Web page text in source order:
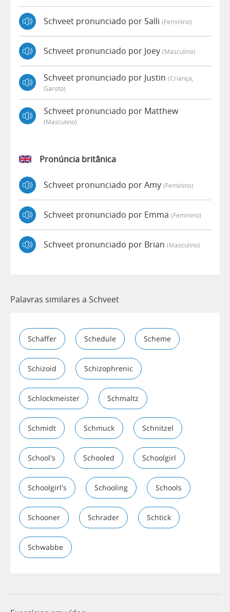
Schveet pronunciado por Salli (feminino)
Schveet pronunciado por Joey (masculino)
Schveet pronunciado por Justin (criança,
Garoto)
Schveet pronunciado por Matthew
(masculino)
Pronúncia britânica
Schveet pronunciado por Amy (feminino)
Schveet pronunciado por Emma (feminino)
Schveet pronunciado por Brian (masculino)
Palavras similares a Schveet
Schaffer Schedule Scheme
Schizoid Schizophrenic
Schlockmeister Schmaltz
Schmidt Schmuck Schnitzel
School's Schooled Schoolgirl
Schoolgirl's Schooling Schools
Schooner Schrader Schtick
Schwabbe